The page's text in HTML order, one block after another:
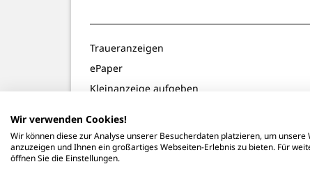
Traueranzeigen
ePaper
Kleinanzeige aufgeben
Wir verwenden Cookies!
Wir können diese zur Analyse unserer Besucherdaten platzieren, um
anzuzeigen und Ihnen ein großartiges Webseiten-Erlebnis zu bieten. Für
öffnen Sie die Einstellungen.